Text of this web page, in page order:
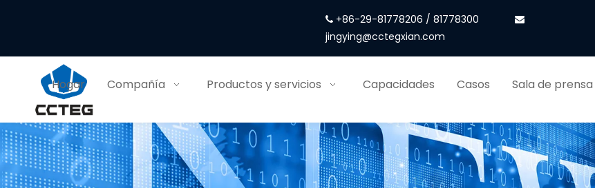
 +86-29-81778206 / 81778300
jingying@cctegxian.com
Hogar Compañía Productos y servicios Capacidades Casos Sala de prensa